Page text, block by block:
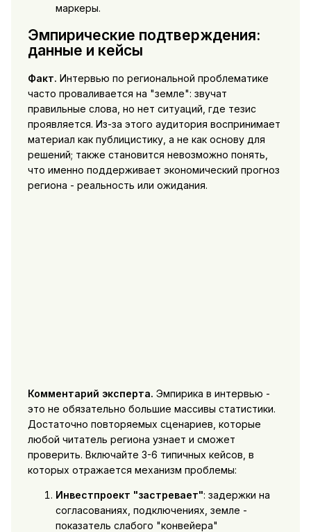
маркеры.
Эмпирические подтверждения:
данные и кейсы
Факт. Интервью по региональной проблематике
часто проваливается на "земле": звучат
правильные слова, но нет ситуаций, где тезис
проявляется. Из-за этого аудитория воспринимает
материал как публицистику, а не как основу для
решений; также становится невозможно понять,
что именно поддерживает экономический прогноз
региона - реальность или ожидания.
Комментарий эксперта. Эмпирика в интервью -
это не обязательно большие массивы статистики.
Достаточно повторяемых сценариев, которые
любой читатель региона узнает и сможет
проверить. Включайте 3-6 типичных кейсов, в
которых отражается механизм проблемы:
Инвестпроект "застревает": задержки на
согласованиях, подключениях, земле -
показатель слабого "конвейера"